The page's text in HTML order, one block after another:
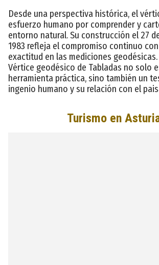
Desde una perspectiva histórica, el
esfuerzo humano por comprender y
entorno natural. Su construcción el 27
1983 refleja el compromiso continuo
exactitud en las mediciones
Vértice geodésico de Tabladas no solo
herramienta práctica, sino también un
ingenio humano y su relación con el